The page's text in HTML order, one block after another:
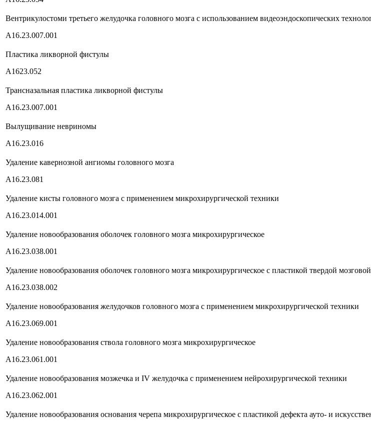
Вентрикулостоми третьего желудочка головного мозга с использованием видеоэндоскопических
А16.23.007.001
Пластика ликворной фистулы
А1623.052
Трансназальная пластика ликворной фистулы
А16.23.007.001
Вылущивание невриномы
А16.23.016
Удаление кавернозной ангиомы головного мозга
А16.23.081
Удаление кисты головного мозга с применением микрохирургической техники
А16.23.014.001
Удаление новообразования оболочек головного мозга микрохирургическое
А16.23.038.001
Удаление новообразования оболочек головного мозга микрохирургическое с пластикой твердой
А16.23.038.002
Удаление новообразования желудочков головного мозга с применением микрохирургической техники
А16.23.069.001
Удаление новообразования ствола головного мозга микрохирургическое
А16.23.061.001
Удаление новообразования мозжечка и IV желудочка с применением нейрохирургической техники
А16.23.062.001
Удаление новообразования основания черепа микрохирургическое с пластикой дефекта ауто- и